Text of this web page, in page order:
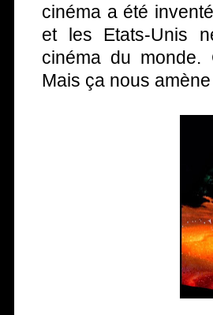
cinéma a été
et les Etats-Unis
cinéma du monde.
Mais ça nous